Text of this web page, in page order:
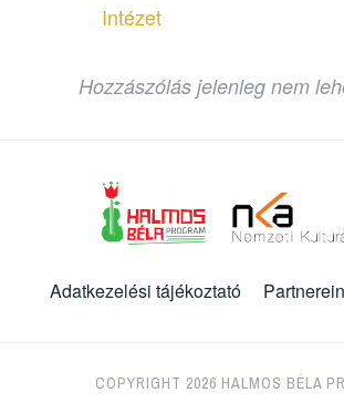
Intézet
Hozzászólás jelenleg nem
Adatkezelési tájékoztató
COPYRIGHT 2026 HALMOS BÉLA